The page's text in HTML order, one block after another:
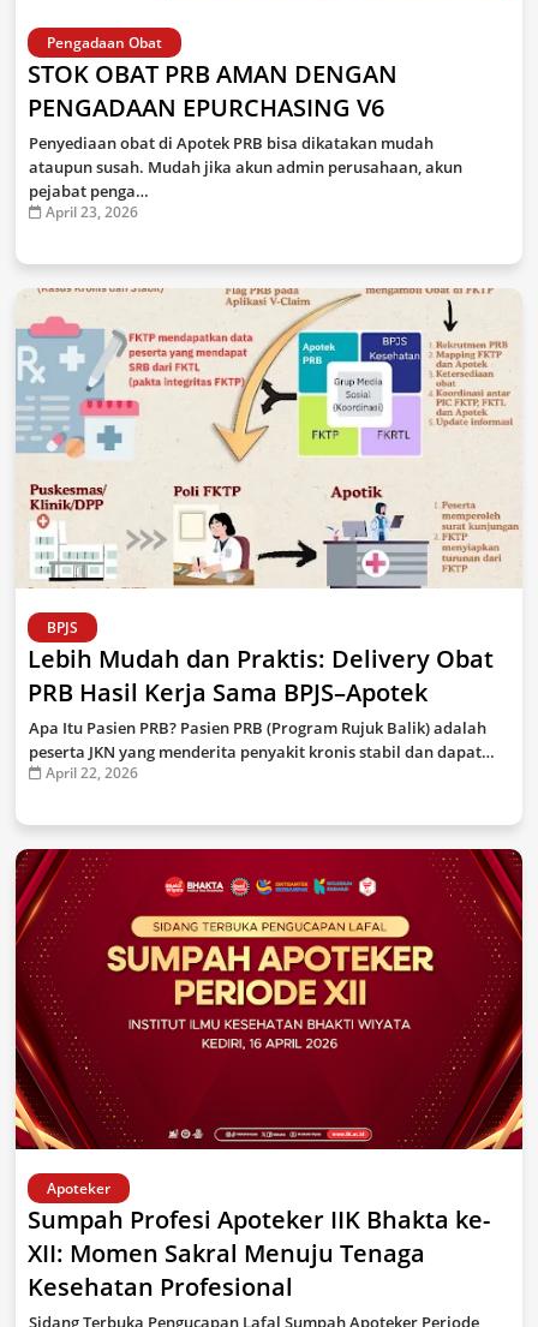
Pengadaan Obat
STOK OBAT PRB AMAN DENGAN
PENGADAAN EPURCHASING V6
Penyediaan obat di Apotek PRB bisa dikatakan mudah
ataupun susah. Mudah jika akun admin perusahaan, akun
pejabat penga…
April 23, 2026
BPJS
Lebih Mudah dan Praktis: Delivery Obat
PRB Hasil Kerja Sama BPJS–Apotek
Apa Itu Pasien PRB? Pasien PRB (Program Rujuk Balik) adalah
peserta JKN yang menderita penyakit kronis stabil dan dapat…
April 22, 2026
Apoteker
Sumpah Profesi Apoteker IIK Bhakta ke-
XII: Momen Sakral Menuju Tenaga
Kesehatan Profesional